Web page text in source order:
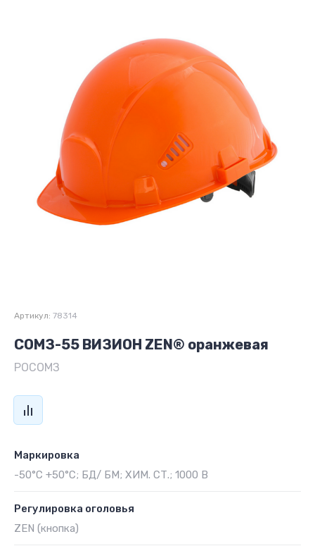
Артикул: 78314
СОМЗ-55 ВИЗИОН ZEN® оранжевая
РОСОМЗ
Маркировка
-50°C +50°C; БД/ БМ; ХИМ. СТ.; 1000 В
Регулировка оголовья
ZEN (кнопка)